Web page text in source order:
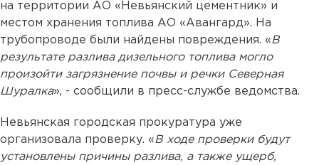
на территории АО «Невьянский цементник» и
местом хранения топлива АО «Авангард». На
трубопроводе были найдены повреждения. «В
результате разлива дизельного топлива могло
произойти загрязнение почвы и речки Северная
Шуралка», - сообщили в пресс-службе ведомства.
Невьянская городская прокуратура уже
организовала проверку. «В ходе проверки будут
установлены причины разлива, а также ущерб,